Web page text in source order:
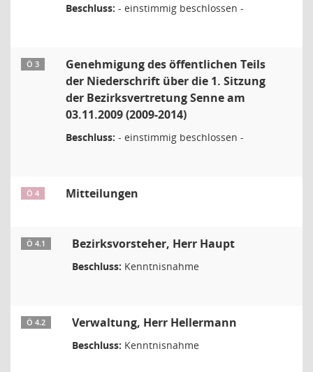
Beschluss: - einstimmig beschlossen -
Ö 3
Genehmigung des öffentlichen Teils
der Niederschrift über die 1. Sitzung
der Bezirksvertretung Senne am
03.11.2009 (2009-2014)
Beschluss: - einstimmig beschlossen -
Ö 4 Mitteilungen
Ö 4.1 Bezirksvorsteher, Herr Haupt
Beschluss: Kenntnisnahme
Ö 4.2 Verwaltung, Herr Hellermann
Beschluss: Kenntnisnahme